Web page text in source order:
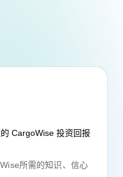
CargoWise 投资回报
所需的知识、信心